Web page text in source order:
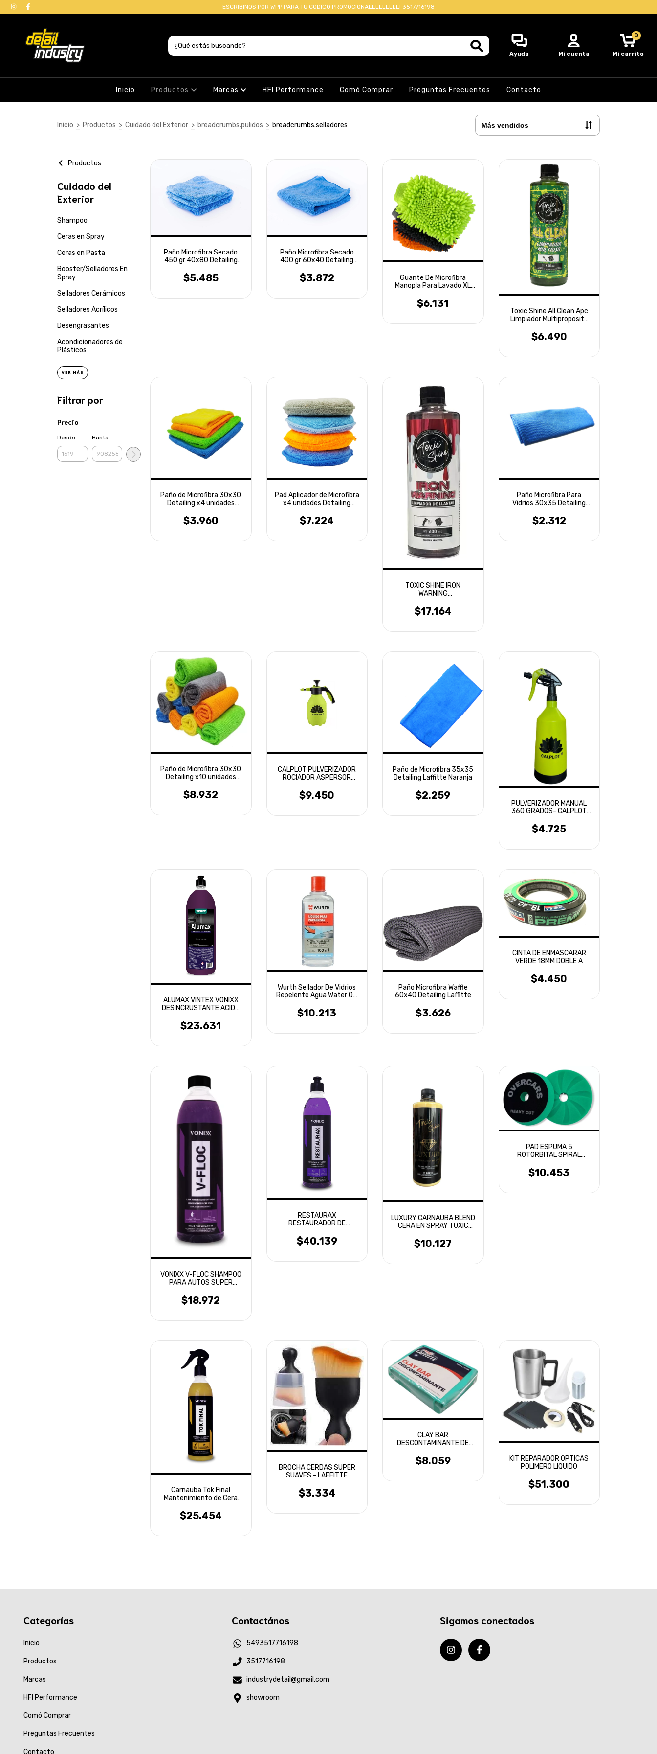
ESCRIBINOS POR WPP PARA TU CODIGO PROMOCIONALLLLLLLLL! 3517716198
Ayuda Mi cuenta Mi carrito
0
Inicio Productos Marcas HFI Performance Comó Comprar Preguntas Frecuentes Contacto
Inicio > Productos > Cuidado del Exterior > breadcrumbs.pulidos > breadcrumbs.selladores
Productos
Cuidado del
Exterior
Shampoo
Ceras en Spray
Ceras en Pasta
Booster/Selladores En
Spray
Selladores Cerámicos
Selladores Acrílicos
Desengrasantes
Acondicionadores de
Plásticos
VER MÁS
Filtrar por
Precio
Desde Hasta
Paño Microfibra Secado
450 gr 40x80 Detailing
$5.485
Paño Microfibra Secado
400 gr 60x40 Detailing
$3.872
Guante De Microfibra
Manopla Para Lavado XL
$6.131
Toxic Shine All Clean Apc
Limpiador Multiproposito
$6.490
Paño de Microfibra 30x30
Detailing x4 unidades
$3.960
Pad Aplicador de Microfibra
x4 unidades Detailing
$7.224
TOXIC SHINE IRON
WARNING
FERRICO 600ML
$17.164
Paño Microfibra Para
Vidrios 30x35 Detailing
$2.312
Paño de Microfibra 30x30
Detailing x10 unidades
$8.932
CALPLOT PULVERIZADOR
ROCIADOR ASPERSOR
$9.450
Paño de Microfibra 35x35
Detailing Laffitte Naranja
$2.259
PULVERIZADOR MANUAL
360 GRADOS- CALPLOT
$4.725
ALUMAX VINTEX VONIXX
DESINCRUSTANTE ACIDO
$23.631
Wurth Sellador De Vidrios
Repelente Agua Water Off
$10.213
Paño Microfibra Waffle
60x40 Detailing Laffitte
$3.626
CINTA DE ENMASCARAR
VERDE 18MM DOBLE A
$4.450
VONIXX V-FLOC SHAMPOO
PARA AUTOS SUPER
$18.972
RESTAURAX
RESTAURADOR DE
$40.139
LUXURY CARNAUBA BLEND
CERA EN SPRAY TOXIC
$10.127
PAD ESPUMA 5
ROTORBITAL SPIRAL
OVERCARS
$10.453
Carnauba Tok Final
Mantenimiento de Cera
$25.454
BROCHA CERDAS SUPER
SUAVES - LAFFITTE
$3.334
CLAY BAR
DESCONTAMINANTE DE
DETAILING 180GR
$8.059
KIT REPARADOR OPTICAS
POLIMERO LIQUIDO
$51.300
Categorías
Inicio
Productos
Marcas
HFI Performance
Comó Comprar
Preguntas Frecuentes
Contacto
Contactános
5493517716198
3517716198
industrydetail@gmail.com
showroom
Sigamos conectados